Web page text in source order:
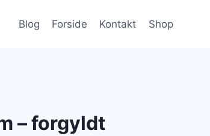
Blog Forside Kontakt Shop
– forgyldt